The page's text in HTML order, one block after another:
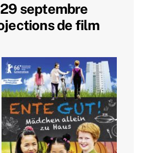
septembre
de film